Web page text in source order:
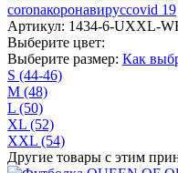
coronaкоронавирусcovid 19
Артикул: 1434-6-UXXL-
Выберите цвет:
Выберите размер: Как
S (44-46)
M (48)
L (50)
XL (52)
XXL (54)
Другие товары с этим